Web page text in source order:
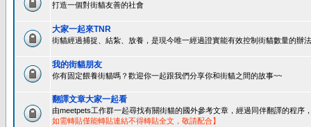
打造一個對街貓友善的社會
大家一起來TNR
街貓經過捕捉、結紮、放養，是現今唯一經過證實能有效控制街貓數量的辦
我的街貓朋友
你有固定餵養街貓嗎？歡迎你一起跟我們分享你和街貓之間的故事~~
翻譯文章大家一起看
由meetpets工作群一起尋找有關街貓的國外參考文章，經過同伴翻譯的程序
如需轉貼僅能轉貼連結不得轉貼全文，敬請配合】